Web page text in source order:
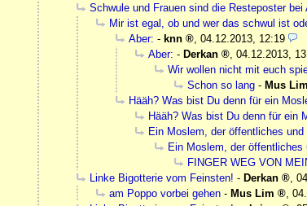
Schwule und Frauen sind die Resteposter bei
Mir ist egal, ob und wer das schwul ist
Aber: - knn , 04.12.2013, 12:19
Aber: - Derkan , 04.12.2013,
Wir wollen nicht mit euch
Schon so lang - Mus Lim
Hääh? Was bist Du denn für ein
Hääh? Was bist Du denn für ein
Ein Moslem, der öffentliches
Ein Moslem, der
FINGER WEG VON
Linke Bigotterie vom Feinsten! - Derkan ,
am Poppo vorbei gehen - Mus Lim ,